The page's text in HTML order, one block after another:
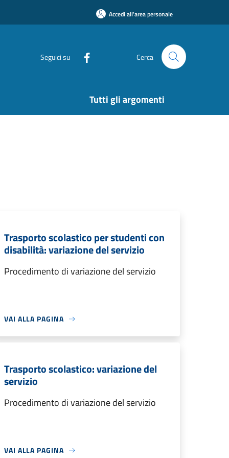
Accedi all'area personale
Seguici su Cerca
Tutti gli argomenti
Trasporto scolastico per studenti con
disabilità: variazione del servizio
Procedimento di variazione del servizio
VAI ALLA PAGINA
Trasporto scolastico: variazione del
servizio
Procedimento di variazione del servizio
VAI ALLA PAGINA